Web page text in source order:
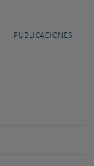
PUBLICACIONES